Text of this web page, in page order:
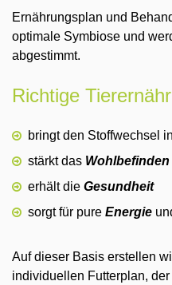
Ernährungsplan und
optimale Symbiose und
abgestimmt.
Richtige
bringt den Stoffwechsel in
stärkt das Wohlbefinden
erhält die Gesundheit
sorgt für pure Energie
Auf dieser Basis erstellen
individuellen Futterplan,